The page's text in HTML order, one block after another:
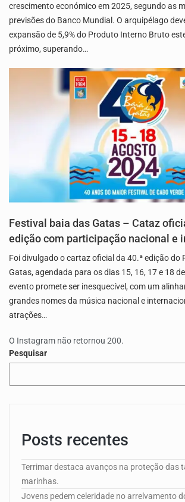
crescimento económico em 2025, segundo as
previsões do Banco Mundial. O arquipélago
expansão de 5,9% do Produto Interno Bruto
próximo, superando…
Festival baia das Gatas – Cataz
edição com participação nacional e
Foi divulgado o cartaz oficial da 40.ª edição do
Gatas, agendada para os dias 15, 16, 17 e 18
evento promete ser inesquecível, com um
grandes nomes da música nacional e
atrações…
O Instagram não retornou 200.
Pesquisar
Posts recentes
Terrimar destaca avanços na proteção das
marinhas.
Jovens pedem celeridade no arrelvamento